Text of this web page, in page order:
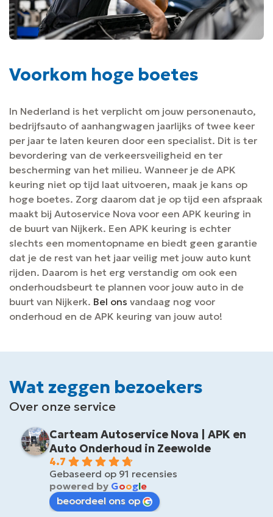
Voorkom hoge boetes
In Nederland is het verplicht om jouw personenauto,
bedrijfsauto of aanhangwagen jaarlijks of twee keer
per jaar te laten keuren door een specialist. Dit is ter
bevordering van de verkeersveiligheid en ter
bescherming van het milieu. Wanneer je de APK
keuring niet op tijd laat uitvoeren, maak je kans op
hoge boetes. Zorg daarom dat je op tijd een afspraak
maakt bij Autoservice Nova voor een APK keuring in
de buurt van Nijkerk. Een APK keuring is echter
slechts een momentopname en biedt geen garantie
dat je de rest van het jaar veilig met jouw auto kunt
rijden. Daarom is het erg verstandig om ook een
onderhoudsbeurt te plannen voor jouw auto in de
buurt van Nijkerk. Bel ons vandaag nog voor
onderhoud en de APK keuring van jouw auto!
Wat zeggen bezoekers
Over onze service
Carteam Autoservice Nova | APK en
Auto Onderhoud in Zeewolde
4.7
Gebaseerd op 91 recensies
powered by Google
beoordeel ons op